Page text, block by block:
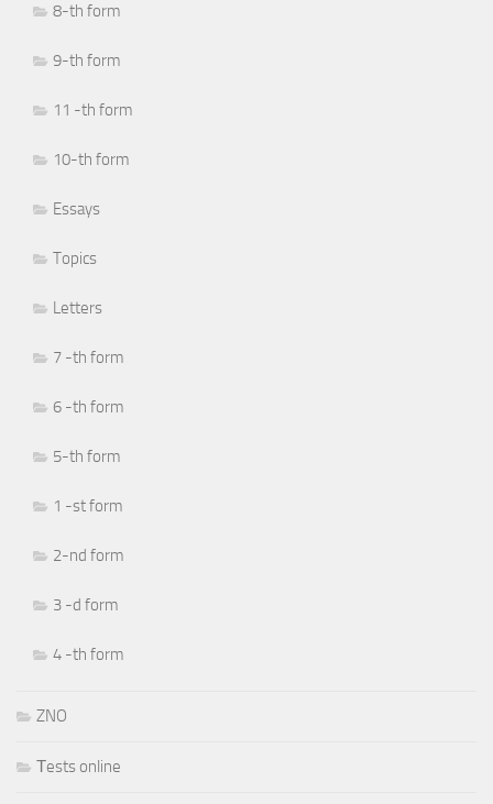
8-th form
9-th form
11 -th form
10-th form
Essays
Topics
Letters
7 -th form
6 -th form
5-th form
1 -st form
2-nd form
3 -d form
4 -th form
ZNO
Тests online